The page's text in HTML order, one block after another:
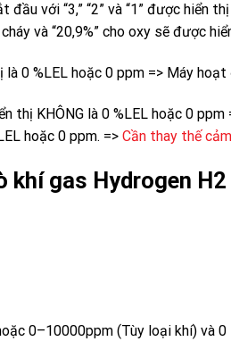
đầu với “3,” “2” và “1” được
và “20,9%” cho oxy sẽ được
0 %LEL hoặc 0 ppm => Máy
thị KHÔNG là 0 %LEL hoặc 0
hoặc 0 ppm. => Cần thay thế
khígas Hydrogen
(Tùy loại khí) và 0 –